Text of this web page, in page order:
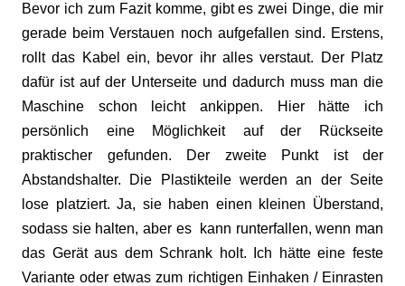
Bevor ich zum Fazit komme, gibt es zwei Dinge, die mir
gerade beim Verstauen noch aufgefallen sind. Erstens,
rollt das Kabel ein, bevor ihr alles verstaut. Der Platz
dafür ist auf der Unterseite und dadurch muss man die
Maschine schon leicht ankippen. Hier hätte ich
persönlich eine Möglichkeit auf der Rückseite
praktischer gefunden. Der zweite Punkt ist der
Abstandshalter. Die Plastikteile werden an der Seite
lose platziert. Ja, sie haben einen kleinen Überstand,
sodass sie halten, aber es kann runterfallen, wenn man
das Gerät aus dem Schrank holt. Ich hätte eine feste
Variante oder etwas zum richtigen Einhaken / Einrasten